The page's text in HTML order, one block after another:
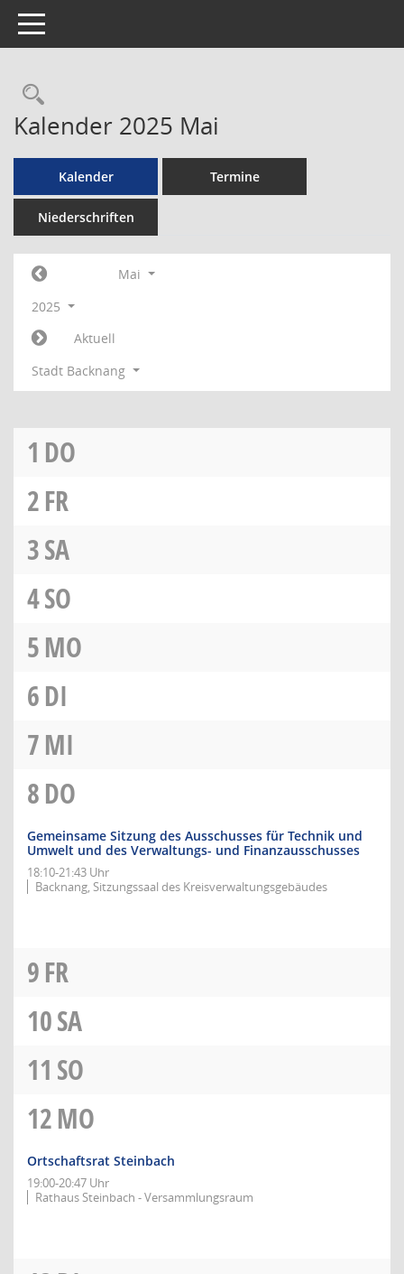
Toggle navigation
Rechercheauswahl
Kalender 2025 Mai
Kalender Termine
Niederschriften
Mai
2025
Aktuell
Stadt Backnang
1 DO
2FR
3SA
4SO
5MO
6DI
7MI
8DO
Gemeinsame Sitzung des Ausschusses für Technik und
Umwelt und des Verwaltungs- und Finanzausschusses
18:10-21:43 Uhr
Backnang, Sitzungssaal des Kreisverwaltungsgebäudes
9FR
10SA
11 SO
12MO
Ortschaftsrat Steinbach
19:00-20:47 Uhr
Rathaus Steinbach - Versammlungsraum